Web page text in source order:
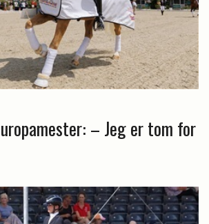
– Jeg er tom for